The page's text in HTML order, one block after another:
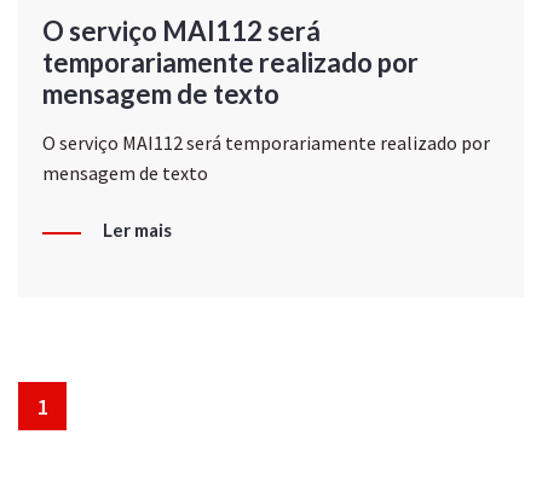
O serviço MAI112 será
temporariamente realizado por
mensagem de texto
O serviço MAI112 será temporariamente realizado por
mensagem de texto
Ler mais
1